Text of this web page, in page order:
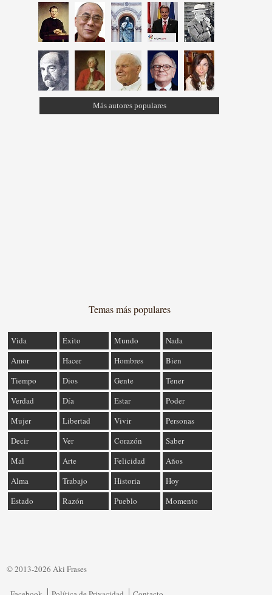
Más autores populares
Temas más populares
Vida Éxito Mundo
Nada
Amor
Hacer Hombres
Bien
Tiempo
Dios Gente
Tener
Verdad
Día Estar
Poder
Mujer
Libertad Vivir
Personas
Decir
Ver Corazón
Saber
Mal
Arte Felicidad
Años
Alma
Trabajo Historia
Hoy
Estado
Razón Pueblo Momento
© 2013-2026 Aki Frases